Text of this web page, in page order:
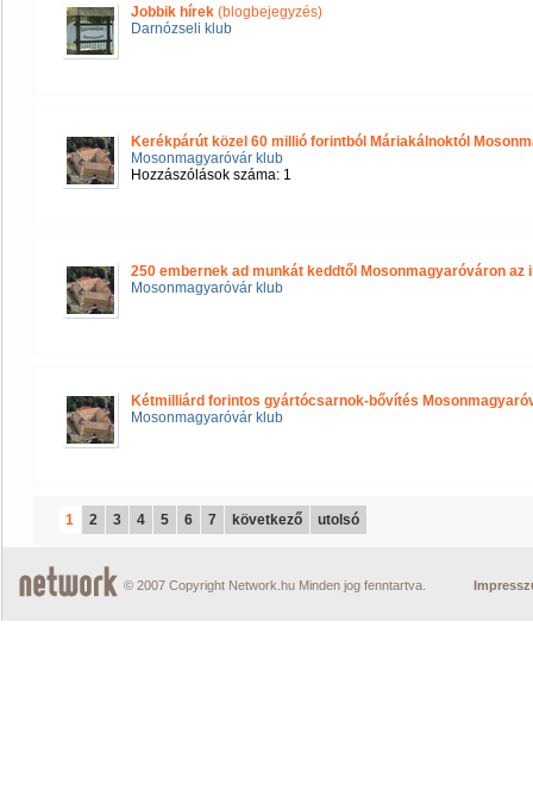
Jobbik hírek (blogbejegyzés)
Darnózseli klub
Kerékpárút közel 60 millió forintból Máriakálnoktól
Mosonmagyaróvár klub
Hozzászólások száma: 1
250 embernek ad munkát keddtől Mosonmagyaróváron az
Mosonmagyaróvár klub
Kétmilliárd forintos gyártócsarnok-bővítés
Mosonmagyaróvár klub
1 2 3 4 5 6 7 következő utolsó
© 2007 Copyright Network.hu Minden jog fenntartva.